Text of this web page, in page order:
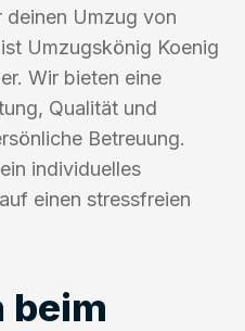
deinen Umzug von
Umzugskönig Koenig
Wir bieten eine
Qualität und
Betreuung.
individuelles
einen stressfreien
beim